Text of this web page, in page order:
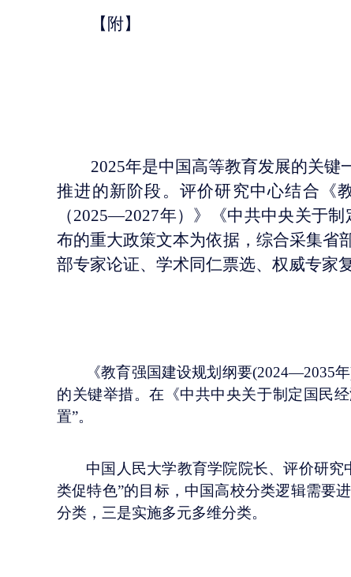
【附】
2025年是中国高等教育发展的关
推进的新阶段。评价研究中心结合《
（2025—2027年）》《中共中央关于
布的重大政策文本为依据，综合采集省
部专家论证、学术同仁票选、权威专家
《教育强国建设规划纲要(2024—2035
的关键举措。在《中共中央关于制定国民
置”。
中国人民大学教育学院院长、评价研
类促特色”的目标，中国高校分类逻辑需要
分类，三是实施多元多维分类。